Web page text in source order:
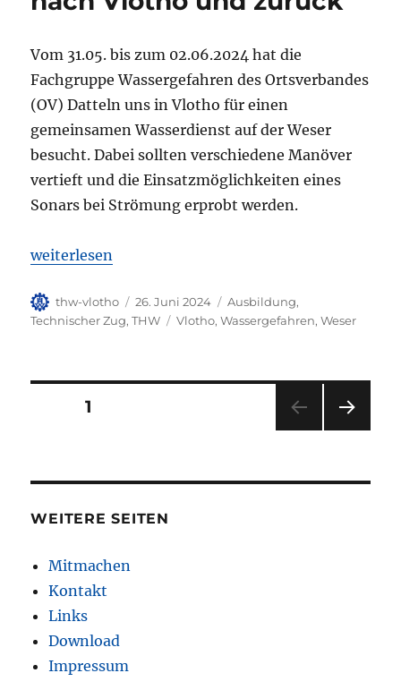
Vom 31.05. bis zum 02.06.2024 hat die
Fachgruppe Wassergefahren des Ortsverbandes
(OV) Datteln uns in Vlotho für einen
gemeinsamen Wasserdienst auf der Weser
besucht. Dabei sollten verschiedene Manöver
vertieft und die Einsatzmöglichkeiten eines
Sonars bei Strömung erprobt werden.
„Von Datteln über Minden nach Vlotho und
weiterlesen
Autor
thw-vlotho
Veröffentlicht
am
26. Juni 2024 Kategorien
Ausbildung,
Technischer Zug,THW Schlagwörter
Vlotho,Wassergefahren,Weser
Seitennummerierung
Beiträge
SEITE1
E
WEITERE SEITEN
Mitmachen
Kontakt
Links
Download
Impressum